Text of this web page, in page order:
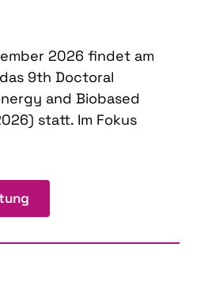
2026 findet am
9th Doctoral
and Biobased
statt. Im Fokus